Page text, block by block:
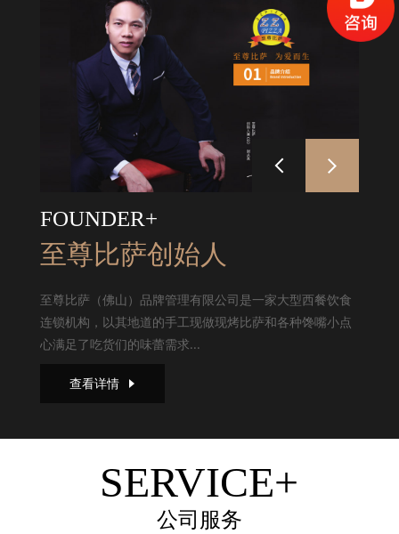
FOUNDER+
至尊比萨创始人
至尊比萨（佛山）品牌管理有限公司是一家大型西餐饮食
连锁机构，以其地道的手工现做现烤比萨和各种馋嘴小点
心满足了吃货们的味蕾需求...
查看详情
SERVICE+
公司服务